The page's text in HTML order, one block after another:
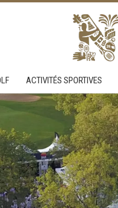
ACTIVITÉS SPORTIVES